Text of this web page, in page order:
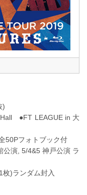
)
●FT LEAGUE in 大
50Pフォトブック付
公演, 5/4&5 神戸公演 ラ
)ランダム封入